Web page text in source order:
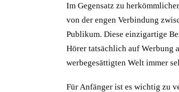
Im Gegensatz zu
von der engen Verbindung
Publikum. Diese einzigartige
Hörer tatsächlich auf Werbung
werbegesättigten Welt immer
Für Anfänger ist es wichtig zu